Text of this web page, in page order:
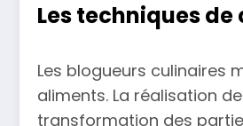
Les techniques
Les blogueurs culinaires
aliments. La réalisation
transformation des